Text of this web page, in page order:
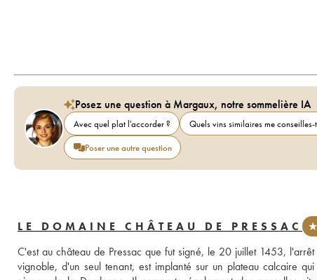
Posez une question à Margaux, notre sommelière IA
Avec quel plat l'accorder ? Quels vins similaires me conseilles-
Poser une autre question
LE DOMAINE CHÂTEAU DE PRESSAC
★
C'est au château de Pressac que fut signé, le 20 juillet 1453,
vignoble, d'un seul tenant, est implanté sur un plateau calcaire